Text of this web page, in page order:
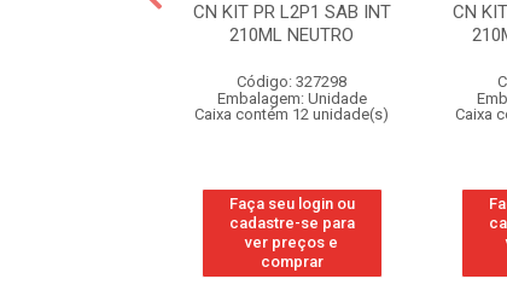
CN KIT PR L2P1 SAB INT
210ML NEUTRO
Código: 327298
Embalagem: Unidade
Caixa contém 12 unidade(s)
Faça seu login ou
cadastre-se para
ver preços e
comprar
CN
Caixa